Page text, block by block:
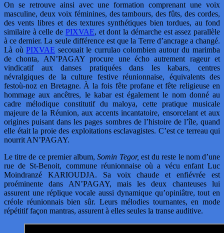
On se retrouve ainsi avec une formation comprenant une voix
masculine, deux voix féminines, des tambours, des fûts, des cordes,
des vents libres et des textures synthétiques bien tordues, au fond
similaire à celle de PIXVAE, et dont la démarche est assez parallèle
à ce dernier. La seule différence est que la Terre d’ancrage a changé.
Là oùPIXVAE secouait le currulao colombien autour du marimba
de chonta, AN’PAGAY procure une écho autrement rageur et
vindicatif aux danses pratiquées dans les kabars, centres
névralgiques de la culture festive réunionnaise, équivalents des
festoù-noz en Bretagne. À la fois fête profane et fête religieuse en
hommage aux ancêtres, le kabar est également le nom donné au
cadre mélodique constitutif du maloya, cette pratique musicale
majeure de la Réunion, aux accents incantatoire, ensorcelant et aux
origines puisant dans les pages sombres de l’histoire de l’île, quand
elle était la proie des exploitations esclavagistes. C’est ce terreau qui
nourrit AN’PAGAY.
Le titre de ce premier album,Somin Tegor, est du reste le nom d’une
rue de St-Benoit, commune réunionnaise où a vécu enfant Luc
Moindranzé KARIOUDJA. Sa voix chaude et enfiévrée est
proéminente dans AN’PAGAY, mais les deux chanteuses lui
assurent une réplique vocale aussi dynamique qu’opiniâtre, tout en
créole réunionnais bien sûr. Leurs mélodies tournantes, en mode
répétitif façon mantras, assurent à elles seules la transe auditive.